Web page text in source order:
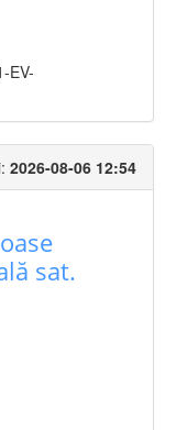
EV-
2026-08-06 12:54
sat.